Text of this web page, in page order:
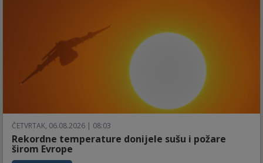
ČETVRTAK, 06.08.2026 | 08:03
Rekordne temperature donijele sušu i požare
širom Evrope